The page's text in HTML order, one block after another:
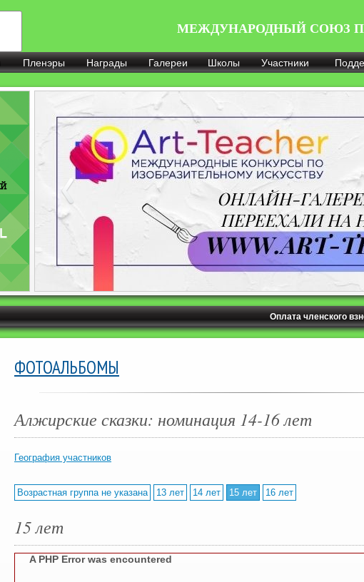
МЕЖДУНАРОДНЫЙ СОЮЗ
Пленэры Награды Галереи Школы Участники
Оплата членского
ФОТОАЛЬБОМЫ
Алжирские сказки: номинация 14-16 лет
География участников
Возрастная группа не указана 13 лет 14 лет 15 лет 16 лет
15 лет
A PHP Error was encountered